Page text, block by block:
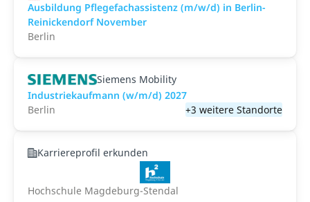
Ausbildung Pflegefachassistenz (m/w/d) in Berlin-
Reinickendorf November
Berlin
Siemens Mobility
Industriekaufmann (w/m/d) 2027
Berlin
+3 weitere Standorte
Karriereprofil erkunden
Hochschule Magdeburg-Stendal